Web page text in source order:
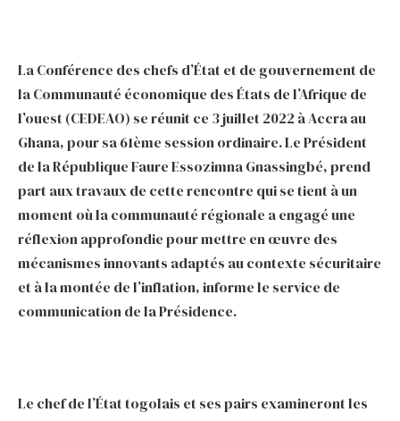
La Conférence des chefs d’État et de gouvernement de
la Communauté économique des États de l’Afrique de
l’ouest (CEDEAO) se réunit ce 3 juillet 2022 à Accra au
Ghana, pour sa 61ème session ordinaire. Le Président
de la République Faure Essozimna Gnassingbé, prend
part aux travaux de cette rencontre qui se tient à un
moment où la communauté régionale a engagé une
réflexion approfondie pour mettre en œuvre des
mécanismes innovants adaptés au contexte sécuritaire
et à la montée de l’inflation, informe le service de
communication de la Présidence.
Le chef de l’État togolais et ses pairs examineront les